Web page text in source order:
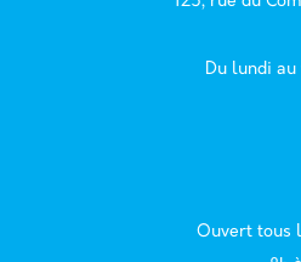
Du lundi au
Ouvert tous